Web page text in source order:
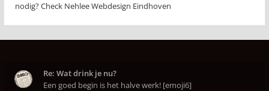
nodig? Check Nehlee Webdesign Eindhoven
Re: Wat drink je nu?
Een goed begin is het halve werk! [emoji6]